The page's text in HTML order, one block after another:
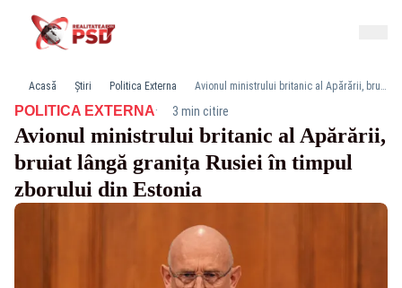
Acasă Știri Politica Externa Avionul ministrului britanic al Apărării, bruiat lângă granița Rusiei în timpul zborului din Estonia
POLITICA EXTERNA· 3 min citire
Avionul ministrului britanic al Apărării,
bruiat lângă granița Rusiei în timpul
zborului din Estonia